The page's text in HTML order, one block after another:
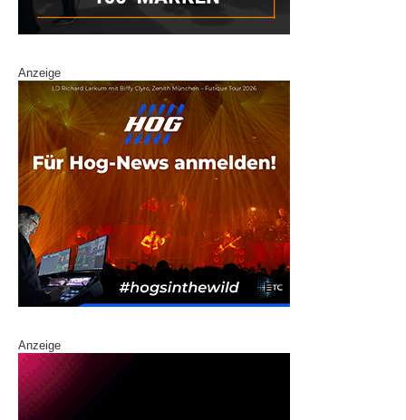
Anzeige
Anzeige